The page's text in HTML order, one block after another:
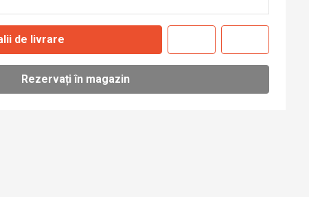
de livrare
Rezervați în magazin